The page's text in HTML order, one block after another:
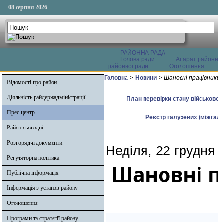
08 серпня 2026
РАЙОННА РАДА
Голова ради
Апарат
районної ради
Оголошення
Відомості про район
Діяльність райдержадміністрації
Прес-центр
Район сьогодні
Розпорядчі документи
Регуляторна політика
Публічна інформація
Інформація з установ району
Оголошення
Програми та стратегії району
Головна > Новини > Шановні
План перевірки стану
Реєстр галузевих
Неділя, 22
Шановні